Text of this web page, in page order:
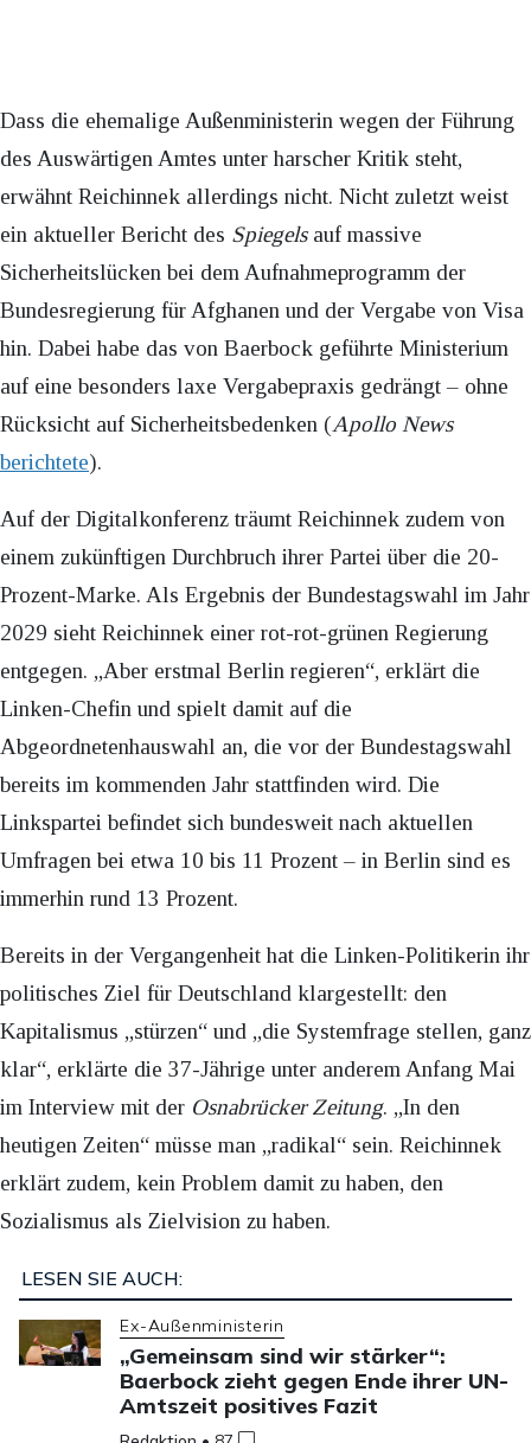
Dass die ehemalige Außenministerin wegen der Führung
des Auswärtigen Amtes unter harscher Kritik steht,
erwähnt Reichinnek allerdings nicht. Nicht zuletzt weist
ein aktueller Bericht des Spiegelsauf massive
Sicherheitslücken bei dem Aufnahmeprogramm der
Bundesregierung für Afghanen und der Vergabe von Visa
hin. Dabei habe das von Baerbock geführte Ministerium
auf eine besonders laxe Vergabepraxis gedrängt – ohne
Rücksicht auf Sicherheitsbedenken (Apollo News
berichtete).
Auf der Digitalkonferenz träumt Reichinnek zudem von
einem zukünftigen Durchbruch ihrer Partei über die 20-
Prozent-Marke. Als Ergebnis der Bundestagswahl im Jahr
2029 sieht Reichinnek einer rot-rot-grünen Regierung
entgegen. „Aber erstmal Berlin regieren“, erklärt die
Linken-Chefin und spielt damit auf die
Abgeordnetenhauswahl an, die vor der Bundestagswahl
bereits im kommenden Jahr stattfinden wird. Die
Linkspartei befindet sich bundesweit nach aktuellen
Umfragen bei etwa 10 bis 11 Prozent – in Berlin sind es
immerhin rund 13 Prozent.
Bereits in der Vergangenheit hat die Linken-Politikerin ihr
politisches Ziel für Deutschland klargestellt: den
Kapitalismus „stürzen“ und „die Systemfrage stellen, ganz
klar“, erklärte die 37-Jährige unter anderem Anfang Mai
im Interview mit der Osnabrücker Zeitung. „In den
heutigen Zeiten“ müsse man „radikal“ sein. Reichinnek
erklärt zudem, kein Problem damit zu haben, den
Sozialismus als Zielvision zu haben.
LESEN SIE AUCH:
Ex-Außenministerin
„Gemeinsam sind wir stärker“:
Baerbock zieht gegen Ende ihrer UN-
Amtszeit positives Fazit